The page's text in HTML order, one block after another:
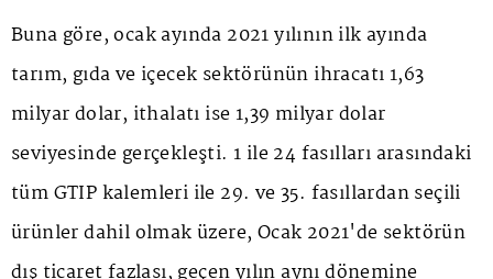
Buna göre, ocak ayında 2021 yılının ilk ayında
tarım, gıda ve içecek sektörünün ihracatı 1,63
milyar dolar, ithalatı ise 1,39 milyar dolar
seviyesinde gerçekleşti. 1 ile 24 fasılları arasındaki
tüm GTIP kalemleri ile 29. ve 35. fasıllardan seçili
ürünler dahil olmak üzere, Ocak 2021'de sektörün
dış ticaret fazlası, geçen yılın aynı dönemine